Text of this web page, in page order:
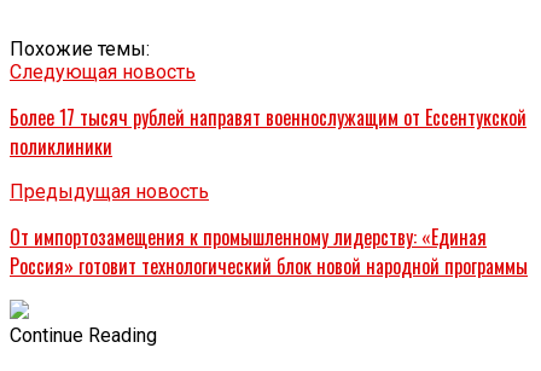
Похожие темы:
Следующая новость
Более 17 тысяч рублей направят военнослужащим от Ессентукской
поликлиники
Предыдущая новость
От импортозамещения к промышленному лидерству: «Единая
Россия» готовит технологический блок новой народной программы
Continue Reading